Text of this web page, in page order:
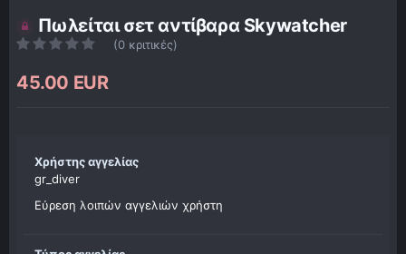
Πωλείται σετ αντίβαρα Skywatcher
(0 κριτικές)
45.00 EUR
Χρήστης αγγελίας
gr_diver
Εύρεση λοιπών αγγελιών χρήστη